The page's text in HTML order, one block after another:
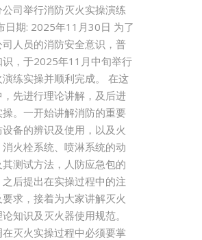
司举行消防灭火实操演练
日期: 2025年11月30日 为了
人员的消防安全意识，普
识，于2025年11月中旬举行
练实操并顺利完成。 在这
，先进行理论讲解，及后进
。一开始讲解消防的重要
备的辨识及使用，以及火
消火栓系统、喷淋系统的动
测试方法，人防应急包的
后提出在实操过程中的注
求，接着为大家讲解灭火
知识及灭火器使用规范。
在灭火实操过程中必须要掌